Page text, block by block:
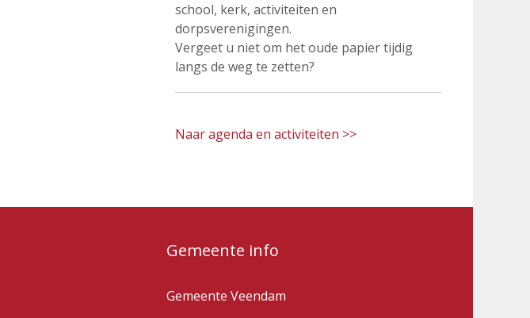
school, kerk, activiteiten en
dorpsverenigingen.
Vergeet u niet om het oude papier tijdig
langs de weg te zetten?
Naar agenda en activiteiten >>
Gemeente info
Gemeente Veendam